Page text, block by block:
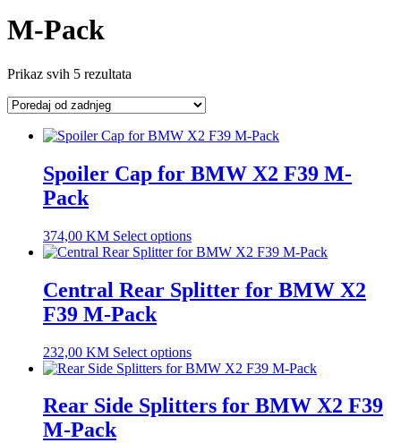
M-Pack
Prikaz svih 5 rezultata
Spoiler Cap for BMW X2 F39 M-
Pack
374,00 KM Select options
Central Rear Splitter for BMW X2
F39 M-Pack
232,00 KM Select options
Rear Side Splitters for BMW X2 F39
M-Pack